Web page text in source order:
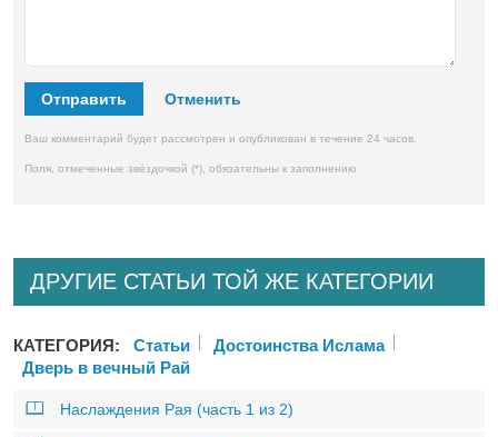
Отправить
Ваш комментарий будет рассмотрен и опубликован в течение 24 часов.
Поля, отмеченные звёздочкой (*), обязательны к заполнению
ДРУГИЕ СТАТЬИ ТОЙ ЖЕ КАТЕГОРИИ
КАТЕГОРИЯ: Статьи
Достоинства Ислама
Дверь в вечный Рай
Наслаждения Рая (часть 1 из 2)